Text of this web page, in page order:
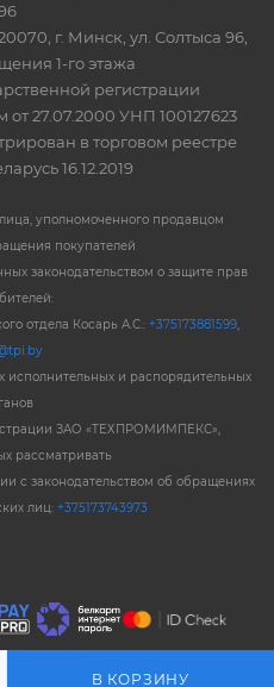
В КОРЗИНУ
г. Минск, ул. Солтыса 96,
1-го этажа
регистрации
27.07.2000 УНП 100127623
в торговом реестре
16.12.2019
уполномоченного продавцом
покупателей
законодательством о защите прав
отдела Косарь А.С.: +375173881599,
исполнительных и распорядительных
ЗАО «ТЕХПРОМИМПЕКС»,
рассматривать
с законодательством об обращениях
лиц: +375173743973